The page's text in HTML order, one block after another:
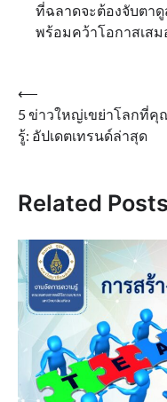
ที่ฉลาดจะต้องจับตา
พร้อมคว้าโอกาสเสม
Post
navigation
⟵
5 ข่าวใหญ่เขย่าโลกที่คุ
รู้: อัปเดตเทรนด์ล่าสุด
Related Posts